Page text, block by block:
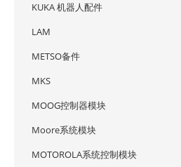
KUKA 机器人配件
LAM
METSO备件
MKS
MOOG控制器模块
Moore系统模块
MOTOROLA系统控制模块